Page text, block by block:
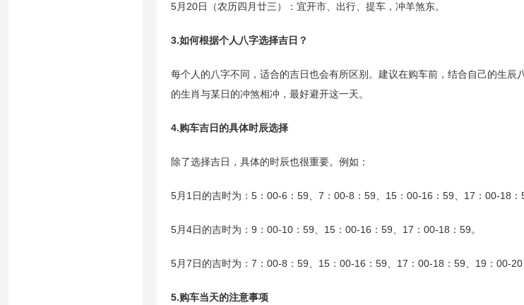
5月20日（农历四月廿三）：宜开市、出行、提车，冲羊煞东。
3.如何根据个人八字选择吉日？
每个人的八字不同，适合的吉日也会有所区别。建议在购车前，结合自己的生辰
的生肖与某日的冲煞相冲，最好避开这一天。
4.购车吉日的具体时辰选择
除了选择吉日，具体的时辰也很重要。例如：
5月1日的吉时为：5：00-6：59、7：00-8：59、15：00-16：59、17：00-18：
5月4日的吉时为：9：00-10：59、15：00-16：59、17：00-18：59。
5月7日的吉时为：7：00-8：59、15：00-16：59、17：00-18：59、19：00-20
5.购车当天的注意事项